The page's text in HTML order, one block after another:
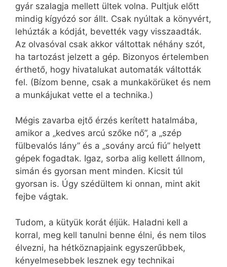
gyár szalagja mellett ültek volna. Pultjuk előtt
mindig kígyózó sor állt. Csak nyúltak a könyvért,
lehúzták a kódját, bevették vagy visszaadták.
Az olvasóval csak akkor váltottak néhány szót,
ha tartozást jelzett a gép. Bizonyos értelemben
érthető, hogy hivatalukat automaták váltották
fel. (Bízom benne, csak a munkakörüket és nem
a munkájukat vette el a technika.)
Mégis zavarba ejtő érzés kerített hatalmába,
amikor a „kedves arcú szőke nő”, a „szép
fülbevalós lány” és a „sovány arcú fiú” helyett
gépek fogadtak. Igaz, sorba alig kellett állnom,
simán és gyorsan ment minden. Kicsit túl
gyorsan is. Úgy szédültem ki onnan, mint akit
fejbe vágtak.
Tudom, a kütyük korát éljük. Haladni kell a
korral, meg kell tanulni benne élni, és nem tilos
élvezni, ha hétköznapjaink egyszerűbbek,
kényelmesebbek lesznek egy technikai